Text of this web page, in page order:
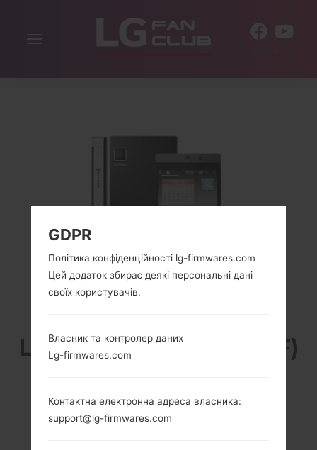
Включити
LG GD880F (LGGD880F)
GDPR
Політика конфіденційності lg-firmwares.com
Цей додаток збирає деякі персональні дані
своїх користувачів.
Власник та контролер даних
Lg-firmwares.com
Контактна електронна адреса власника:
support@lg-firmwares.com